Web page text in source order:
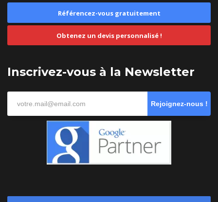
Référencez-vous gratuitement
Obtenez un devis personnalisé !
Inscrivez-vous à la Newsletter
Rejoignez-nous !